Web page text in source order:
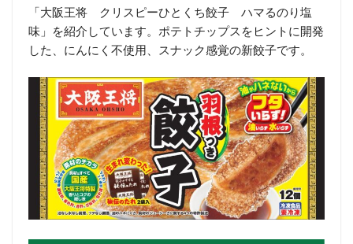
「大阪王将 クリスピーひとくち餃子 ハマるのり塩
味」を紹介しています。ポテトチップスをヒントに開発
した、にんにく不使用、スナック感覚の新餃子です。